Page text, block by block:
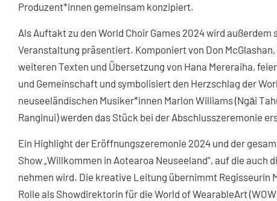
Produzent*innen gemeinsam konzipiert.
Als Auftakt zu den World Choir Games 2024 wird
Veranstaltung präsentiert. Komponiert von Don
weiteren Texten und Übersetzung von Hana Mereraiha,
und Gemeinschaft und symbolisiert den Herzschlag der
neuseeländischen Musiker*innen Marlon Williams (Ngāi
Ranginui) werden das Stück bei der Abschlusszeremonie
Ein Highlight der Eröffnungszeremonie 2024 und der
Show „Willkommen in Aotearoa Neuseeland“, auf die auch
nehmen wird. Die kreative Leitung übernimmt Regisseurin
Rolle als Showdirektorin für die World of WearableArt